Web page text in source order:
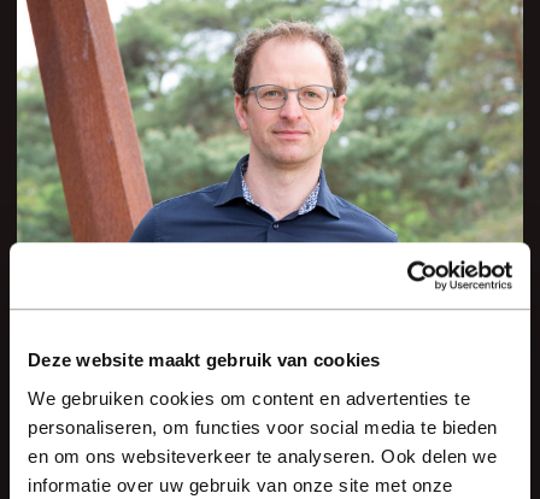
Deze website maakt gebruik van cookies
We gebruiken cookies om content en advertenties te
personaliseren, om functies voor social media te bieden
en om ons websiteverkeer te analyseren. Ook delen we
informatie over uw gebruik van onze site met onze